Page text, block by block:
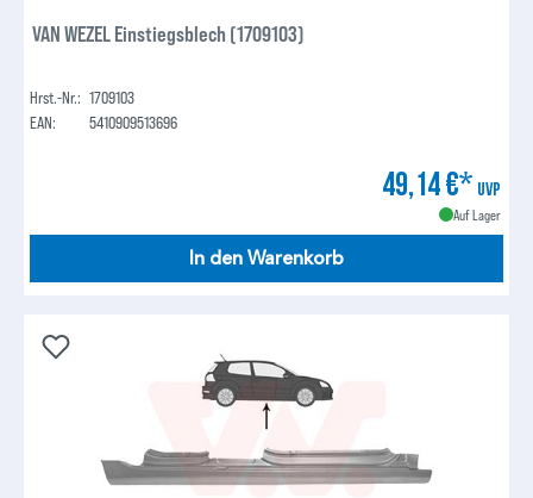
VAN WEZEL Einstiegsblech (1709103)
Hrst.-Nr.: 1709103
EAN:
5410909513696
49,14 €* UVP
Auf Lager
In den Warenkorb